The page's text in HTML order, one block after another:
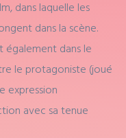
dans laquelle les
dans la scène.
également dans le
le protagoniste (joué
expression
avec sa tenue